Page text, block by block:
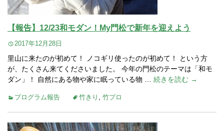
【報告】12/23和モダン！My門松で新年を迎えよう
2017年12月28日
里山に来たのが初めて！ ノコギリ使ったのが初めて！ という方
が、たくさん来てくださいました。 今年の門松のテーマは「和モ
ダン」！ 自然にある物や家に眠っている物 … 続きを読む →
プログラム報告 竹きり , 竹プロ